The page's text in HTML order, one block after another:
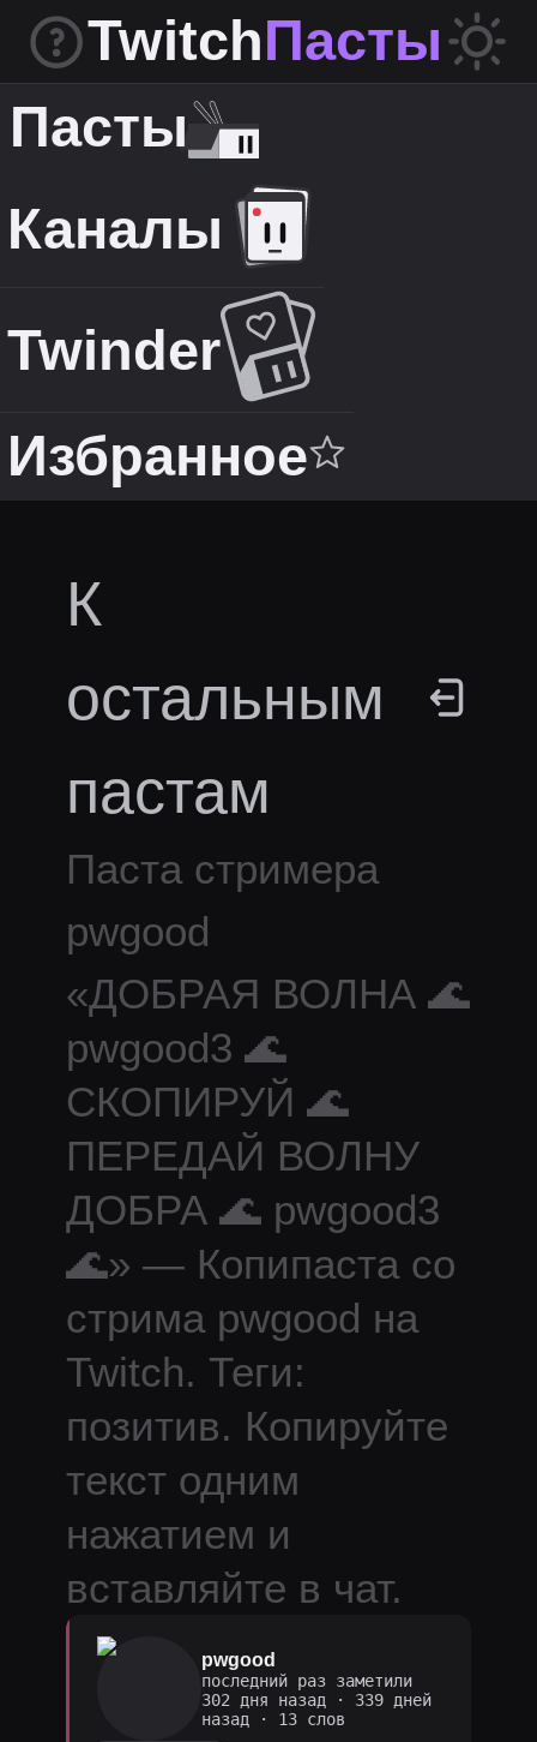
TwitchПасты
Пасты
Каналы
Twinder
Избранное
К
остальным
пастам
Паста стримера
pwgood
«ДОБРАЯ ВОЛНА 🌊
pwgood3 🌊
СКОПИРУЙ 🌊
ПЕРЕДАЙ ВОЛНУ
ДОБРА 🌊 pwgood3
🌊» — Копипаста со
стрима pwgood на
Twitch. Теги:
позитив. Копируйте
текст одним
нажатием и
вставляйте в чат.
pwgood
последний раз заметили
302 дня назад ·
339 дней
назад · 13 слов